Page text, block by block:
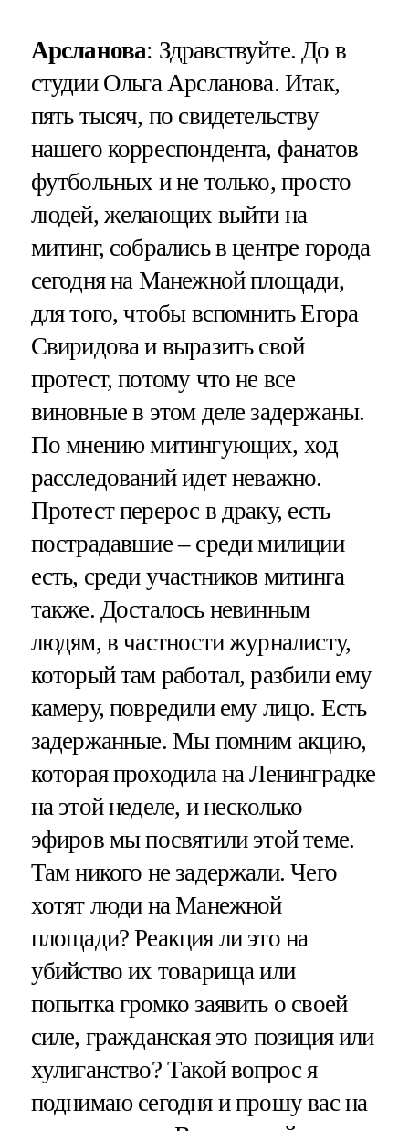
Арсланова: Здравствуйте. До в
студии Ольга Арсланова. Итак,
пять тысяч, по свидетельству
нашего корреспондента, фанатов
футбольных и не только, просто
людей, желающих выйти на
митинг, собрались в центре города
сегодня на Манежной площади,
для того, чтобы вспомнить Егора
Свиридова и выразить свой
протест, потому что не все
виновные в этом деле задержаны.
По мнению митингующих, ход
расследований идет неважно.
Протест перерос в драку, есть
пострадавшие – среди милиции
есть, среди участников митинга
также. Досталось невинным
людям, в частности журналисту,
который там работал, разбили ему
камеру, повредили ему лицо. Есть
задержанные. Мы помним акцию,
которая проходила на Ленинградке
на этой неделе, и несколько
эфиров мы посвятили этой теме.
Там никого не задержали. Чего
хотят люди на Манежной
площади? Реакция ли это на
убийство их товарища или
попытка громко заявить о своей
силе, гражданская это позиция или
хулиганство? Такой вопрос я
поднимаю сегодня и прошу вас на